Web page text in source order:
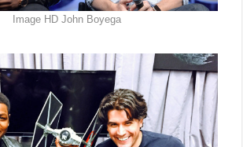
Image HD John Boyega